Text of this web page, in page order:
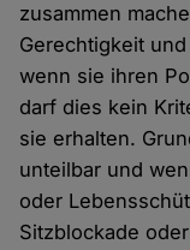
zusammen
Gerechtigkeit
wenn sie ihren
darf dies kein
sie erhalten.
unteilbar und
oder
Sitzblockade